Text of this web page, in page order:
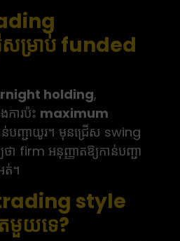
ម្រាប់ funded
holding,
ការប៉ះ maximum
បញ្ជាយូរ។ មុនជ្រើស swing
ា firm អនុញ្ញាតឱ្យកាន់បញ្ជា
ត់។
style
មួយទេ?